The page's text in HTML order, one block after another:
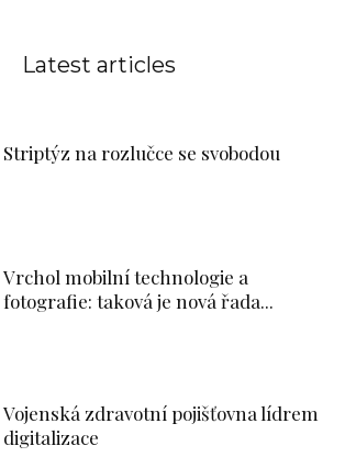
Latest articles
Striptýz na rozlučce se svobodou
Vrchol mobilní technologie a
fotografie: taková je nová řada...
Vojenská zdravotní pojišťovna lídrem
digitalizace